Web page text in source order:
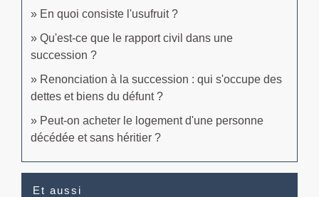
En quoi consiste l'usufruit ?
Qu'est-ce que le rapport civil dans une
succession ?
Renonciation à la succession : qui s'occupe des
dettes et biens du défunt ?
Peut-on acheter le logement d'une personne
décédée et sans héritier ?
Et aussi